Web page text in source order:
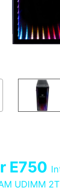
E750
UDIMM